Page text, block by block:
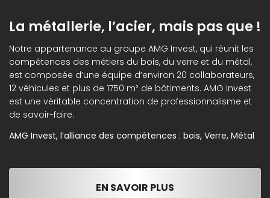
La métallerie, l’acier, mais pas que !
Notre appartenance au groupe AMG Invest, qui réunit les
compétences des métiers du bois, du verre et du métal,
est composée d’une équipe d’environ 20 collaborateurs,
12 véhicules et plus de 1750 m² de bâtiments. AMG Invest
est une véritable concentration de professionnalisme et
de savoir-faire.
AMG Invest, l’alliance des compétences : bois, Verre, Métal
EN SAVOIR PLUS